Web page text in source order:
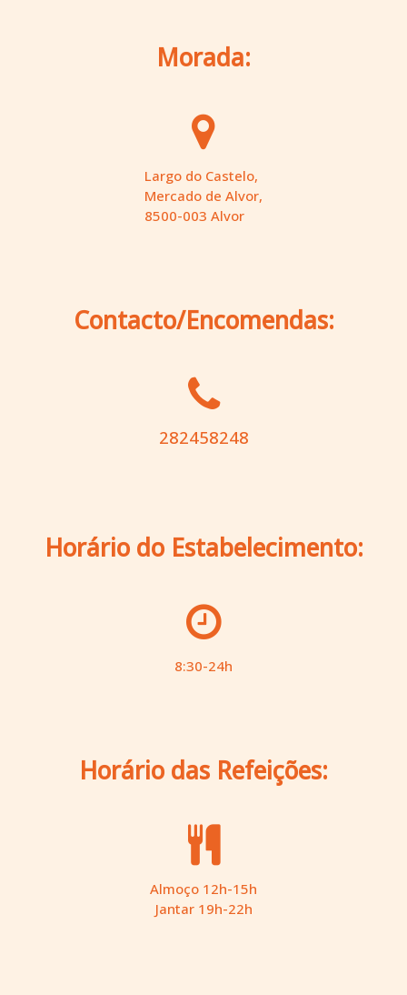
Morada:
Largo do Castelo,
Mercado de Alvor,
8500-003 Alvor
Contacto/Encomendas:
282458248
Horário do Estabelecimento:
8:30-24h
Horário das Refeições:
Almoço 12h-15h
Jantar 19h-22h